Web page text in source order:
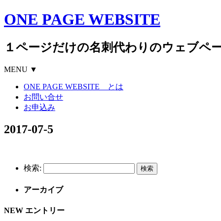
ONE PAGE WEBSITE
１ページだけの名刺代わりのウェブペ
MENU ▼
ONE PAGE WEBSITE とは
お問い合せ
お申込み
2017-07-5
検索:
アーカイブ
NEW エントリー